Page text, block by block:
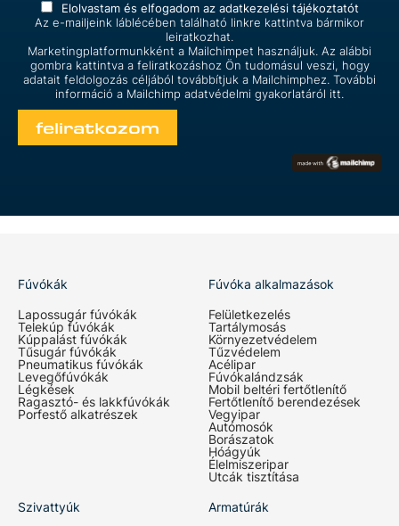
Elolvastam és elfogadom az adatkezelési tájékoztatót
Az e-mailjeink láblécében található linkre kattintva bármikor
leiratkozhat.
Marketingplatformunkként a Mailchimpet használjuk. Az alábbi
gombra kattintva a feliratkozáshoz Ön tudomásul veszi, hogy
adatait feldolgozás céljából továbbítjuk a Mailchimphez. További
információ a Mailchimp adatvédelmi gyakorlatáról itt.
Fúvókák
Lapossugár fúvókák
Telekúp fúvókák
Kúppalást fúvókák
Tűsugár fúvókák
Pneumatikus fúvókák
Levegőfúvókák
Légkések
Ragasztó- és lakkfúvókák
Porfestő alkatrészek
Fúvóka alkalmazások
Felületkezelés
Tartálymosás
Környezetvédelem
Tűzvédelem
Acélipar
Fúvókalándzsák
Mobil beltéri fertőtlenítő
Fertőtlenítő berendezések
Vegyipar
Autómosók
Borászatok
Hóágyúk
Élelmiszeripar
Utcák tisztítása
Szivattyúk
Armatúrák